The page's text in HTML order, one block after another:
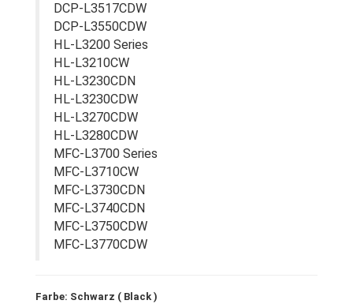
DCP-L3517CDW
DCP-L3550CDW
HL-L3200 Series
HL-L3210CW
HL-L3230CDN
HL-L3230CDW
HL-L3270CDW
HL-L3280CDW
MFC-L3700 Series
MFC-L3710CW
MFC-L3730CDN
MFC-L3740CDN
MFC-L3750CDW
MFC-L3770CDW
Farbe: Schwarz ( Black )